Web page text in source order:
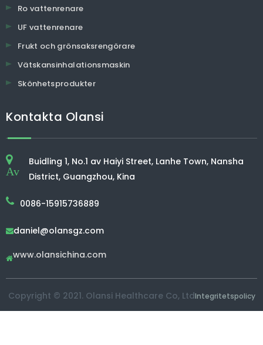
Ro vattenrenare
UF vattenrenare
Frukt och grönsaksrengörare
Vätskansinhalationsmaskin
Skönhetsprodukter
Kontakta Olansi
Av
Buidling 1, No.1 av Haiyi Street, Lanhe Town, Nansha
District, Guangzhou, Kina
0086-15915736889
daniel@olansgz.com
www.olansichina.com
Copyright © 2021. Olansi Healthcare Co, LtdIntegritetspolicy